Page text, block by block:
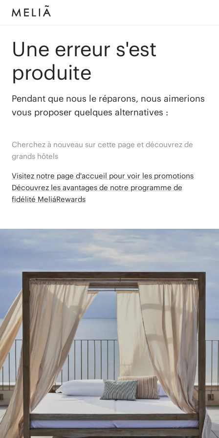
Une erreur s'est
produite
Pendant que nous le réparons, nous aimerions
vous proposer quelques alternatives :
Cherchez à nouveau sur cette page et découvrez de
grands hôtels
Visitez notre page d'accueil pour voir les promotions
Découvrez les avantages de notre programme de
fidélité MeliáRewards